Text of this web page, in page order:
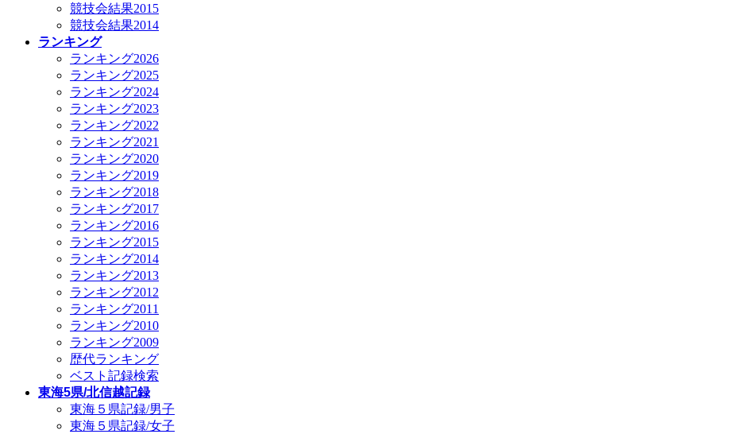
競技会結果2015
競技会結果2014
ランキング
ランキング2026
ランキング2025
ランキング2024
ランキング2023
ランキング2022
ランキング2021
ランキング2020
ランキング2019
ランキング2018
ランキング2017
ランキング2016
ランキング2015
ランキング2014
ランキング2013
ランキング2012
ランキング2011
ランキング2010
ランキング2009
歴代ランキング
ベスト記録検索
東海5県/北信越記録
東海５県記録/男子
東海５県記録/女子